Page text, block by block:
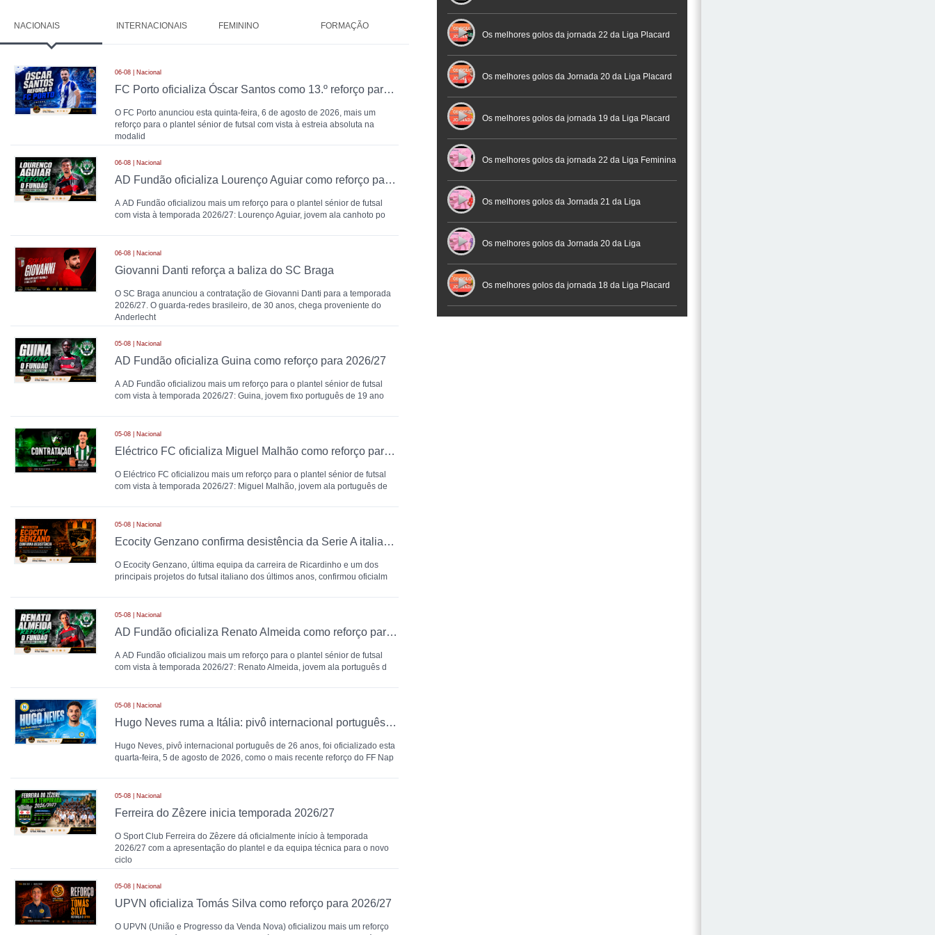
NACIONAIS INTERNACIONAIS FEMININO FORMAÇÃO
06-08 | Nacional
FC Porto oficializa Óscar Santos como 13.º reforço para o futsal: "O futsal acompanhou-me durante toda a vida"
O FC Porto anunciou esta quinta-feira, 6 de agosto de 2026, mais um
reforço para o plantel sénior de futsal com vista à estreia absoluta na
modalid
06-08 | Nacional
AD Fundão oficializa Lourenço Aguiar como reforço para 2026/27
A AD Fundão oficializou mais um reforço para o plantel sénior de futsal
com vista à temporada 2026/27: Lourenço Aguiar, jovem ala canhoto po
06-08 | Nacional
Giovanni Danti reforça a baliza do SC Braga
O SC Braga anunciou a contratação de Giovanni Danti para a temporada
2026/27. O guarda-redes brasileiro, de 30 anos, chega proveniente do
Anderlecht
05-08 | Nacional
AD Fundão oficializa Guina como reforço para 2026/27
A AD Fundão oficializou mais um reforço para o plantel sénior de futsal
com vista à temporada 2026/27: Guina, jovem fixo português de 19 ano
05-08 | Nacional
Eléctrico FC oficializa Miguel Malhão como reforço para 2026/27
O Eléctrico FC oficializou mais um reforço para o plantel sénior de futsal
com vista à temporada 2026/27: Miguel Malhão, jovem ala português de
05-08 | Nacional
Ecocity Genzano confirma desistência da Serie A italiana para 2026/27
O Ecocity Genzano, última equipa da carreira de Ricardinho e um dos
principais projetos do futsal italiano dos últimos anos, confirmou oficialm
05-08 | Nacional
AD Fundão oficializa Renato Almeida como reforço para 2026/27
A AD Fundão oficializou mais um reforço para o plantel sénior de futsal
com vista à temporada 2026/27: Renato Almeida, jovem ala português d
05-08 | Nacional
Hugo Neves ruma a Itália: pivô internacional português é reforço do FF Napoli em regime de empréstimo pelo SC Braga
Hugo Neves, pivô internacional português de 26 anos, foi oficializado esta
quarta-feira, 5 de agosto de 2026, como o mais recente reforço do FF Nap
05-08 | Nacional
Ferreira do Zêzere inicia temporada 2026/27
O Sport Club Ferreira do Zêzere dá oficialmente início à temporada
2026/27 com a apresentação do plantel e da equipa técnica para o novo
ciclo
05-08 | Nacional
UPVN oficializa Tomás Silva como reforço para 2026/27
O UPVN (União e Progresso da Venda Nova) oficializou mais um reforço
Futebol
Futsal | Documentário
Os melhores golos da jornada 22 da Liga Placard
Os melhores golos da Jornada 20 da Liga Placard
Futsal
Os melhores golos da jornada 19 da Liga Placard
Os melhores golos da jornada 22 da Liga Feminina
Placard
Os melhores golos da Jornada 21 da Liga
Feminina Placard
Os melhores golos da Jornada 20 da Liga
Feminina Placard
Os melhores golos da jornada 18 da Liga Placard